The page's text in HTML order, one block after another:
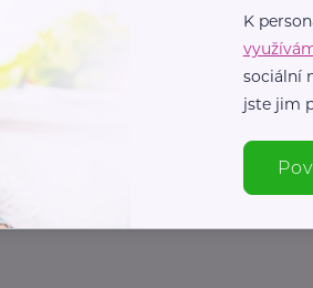
K
sociální
jste jim